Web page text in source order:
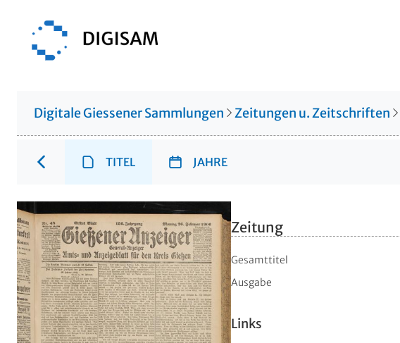
Digitale Giessener Sammlungen Zeitungen u. Zeitschriften
TITEL JAHRE
Zeitung
Gesamttitel
Ausgabe
Links